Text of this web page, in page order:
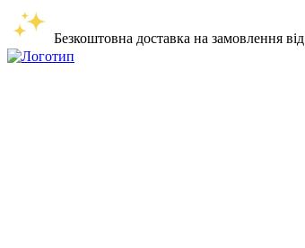
Безкоштовна доставка на замовлення від